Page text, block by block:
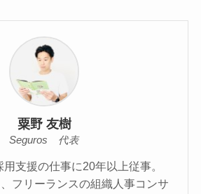
粟野 友樹
Seguros 代表
用支援の仕事に20年以上従事。
フリーランスの組織人事コンサ